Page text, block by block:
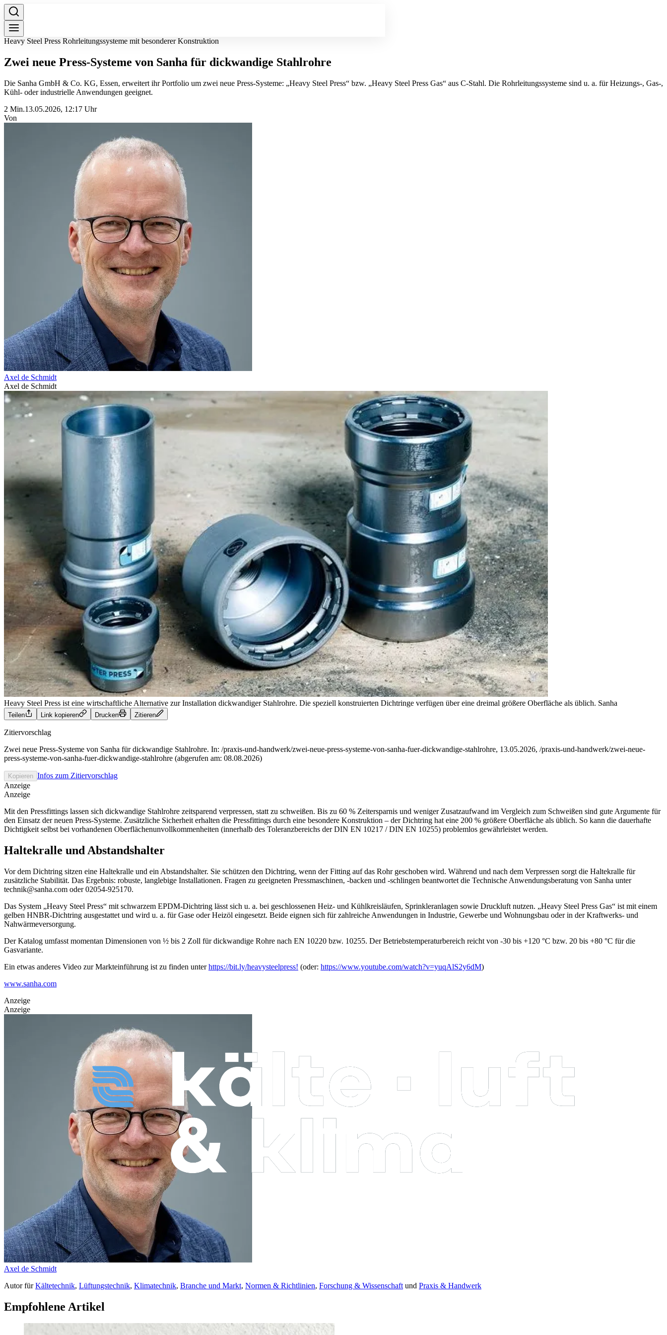
Heavy Steel Press Rohrleitungssysteme mit besonderer Konstruktion
Zwei neue Press-Systeme von Sanha für dickwandige Stahlrohre
Die Sanha GmbH & Co. KG, Essen, erweitert ihr Portfolio um zwei neue Press-Systeme: „Heavy Steel Press“ bzw. „Heavy Steel Press Gas“ aus C-Stahl. Die Rohrleitungssysteme sind u. a. für Heizungs-, Gas-,
Kühl- oder industrielle Anwendungen geeignet.
2 Min.13.05.2026, 12:17 Uhr
Von
Axel de Schmidt
Axel de Schmidt
Heavy Steel Press ist eine wirtschaftliche Alternative zur Installation dickwandiger Stahlrohre. Die speziell konstruierten Dichtringe verfügen über eine dreimal größere Oberfläche als üblich. Sanha
Teilen Link kopieren Drucken Zitieren
Zitiervorschlag
Zwei neue Press-Systeme von Sanha für dickwandige Stahlrohre. In: /praxis-und-handwerk/zwei-neue-press-systeme-von-sanha-fuer-dickwandige-stahlrohre, 13.05.2026, /praxis-und-handwerk/zwei-neue-
press-systeme-von-sanha-fuer-dickwandige-stahlrohre (abgerufen am: 08.08.2026)
Kopieren Infos zum Zitiervorschlag
Anzeige
Anzeige
Mit den Pressfittings lassen sich dickwandige Stahlrohre zeitsparend verpressen, statt zu schweißen. Bis zu 60 % Zeitersparnis und weniger Zusatzaufwand im Vergleich zum Schweißen sind gute Argumente für
den Einsatz der neuen Press-Systeme. Zusätzliche Sicherheit erhalten die Pressfittings durch eine besondere Konstruktion – der Dichtring hat eine 200 % größere Oberfläche als üblich. So kann die dauerhafte
Dichtigkeit selbst bei vorhandenen Oberflächenunvollkommenheiten (innerhalb des Toleranzbereichs der DIN EN 10217 / DIN EN 10255) problemlos gewährleistet werden.
Haltekralle und Abstandshalter
Vor dem Dichtring sitzen eine Haltekralle und ein Abstandshalter. Sie schützen den Dichtring, wenn der Fitting auf das Rohr geschoben wird. Während und nach dem Verpressen sorgt die Haltekralle für
zusätzliche Stabilität. Das Ergebnis: robuste, langlebige Installationen. Fragen zu geeigneten Pressmaschinen, -backen und -schlingen beantwortet die Technische Anwendungsberatung von Sanha unter
technik@sanha.com oder 02054-925170.
Das System „Heavy Steel Press“ mit schwarzem EPDM-Dichtring lässt sich u. a. bei geschlossenen Heiz- und Kühlkreisläufen, Sprinkleranlagen sowie Druckluft nutzen. „Heavy Steel Press Gas“ ist mit einem
gelben HNBR-Dichtring ausgestattet und wird u. a. für Gase oder Heizöl eingesetzt. Beide eignen sich für zahlreiche Anwendungen in Industrie, Gewerbe und Wohnungsbau oder in der Kraftwerks- und
Nahwärmeversorgung.
Der Katalog umfasst momentan Dimensionen von ½ bis 2 Zoll für dickwandige Rohre nach EN 10220 bzw. 10255. Der Betriebstemperaturbereich reicht von -30 bis +120 °C bzw. 20 bis +80 °C für die
Gasvariante.
Ein etwas anderes Video zur Markteinführung ist zu finden unterhttps://bit.ly/heavysteelpress! (oder: https://www.youtube.com/watch?v=yuqAlS2y6dM)
www.sanha.com
Anzeige
Anzeige
Axel de Schmidt
AutorfürKältetechnik, Lüftungstechnik, Klimatechnik, Branche und Markt, Normen & Richtlinien, Forschung & Wissenschaft und Praxis & Handwerk
Empfohlene Artikel